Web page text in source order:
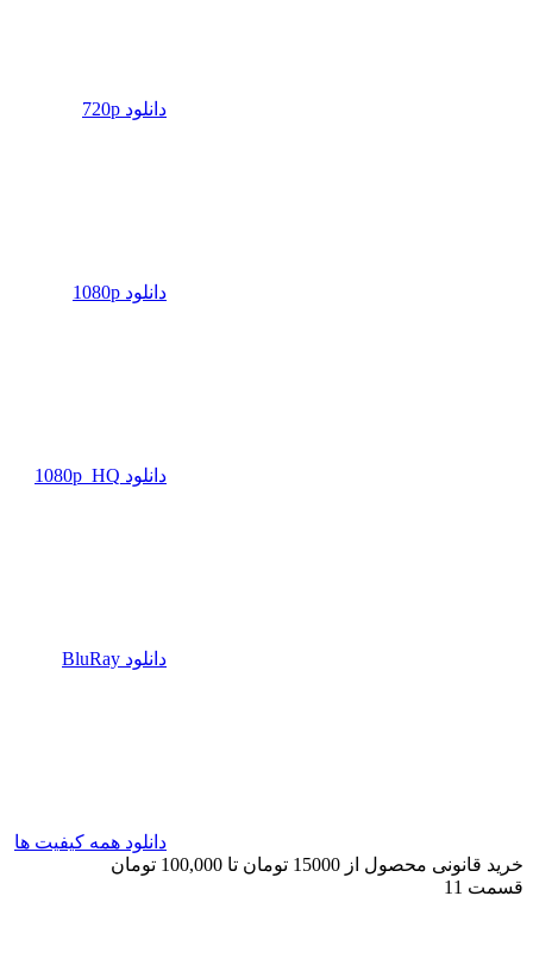
دانلود 720p
دانلود 1080p
دانلود 1080p_HQ
دانلود BluRay
دانلود همه کیفیت ها
خرید قانونی محصول از 15000 تومان تا 100,000 تومان
قسمت 11